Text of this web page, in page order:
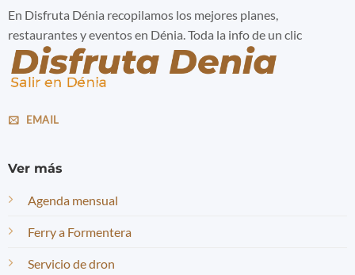
En Disfruta Dénia recopilamos los mejores planes,
restaurantes y eventos en Dénia. Toda la info de un clic
EMAIL
Ver más
Agenda mensual
Ferry a Formentera
Servicio de dron